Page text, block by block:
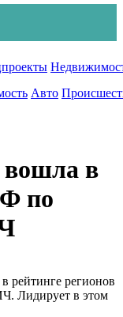
Авто
вошла в
по
рейтинге регионов
Лидирует в этом